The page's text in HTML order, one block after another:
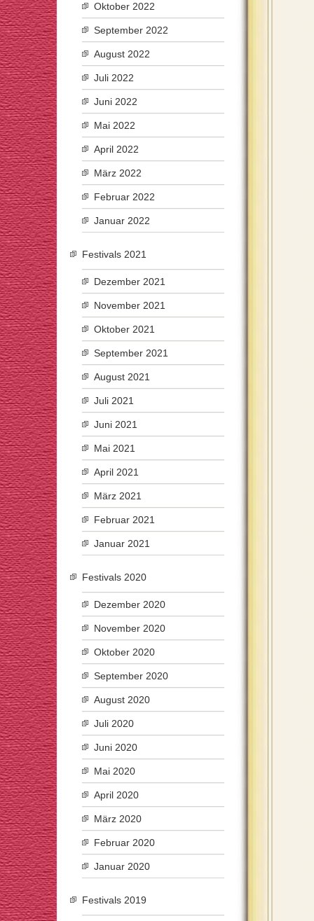
Oktober 2022
September 2022
August 2022
Juli 2022
Juni 2022
Mai 2022
April 2022
März 2022
Februar 2022
Januar 2022
Festivals 2021
Dezember 2021
November 2021
Oktober 2021
September 2021
August 2021
Juli 2021
Juni 2021
Mai 2021
April 2021
März 2021
Februar 2021
Januar 2021
Festivals 2020
Dezember 2020
November 2020
Oktober 2020
September 2020
August 2020
Juli 2020
Juni 2020
Mai 2020
April 2020
März 2020
Februar 2020
Januar 2020
Festivals 2019